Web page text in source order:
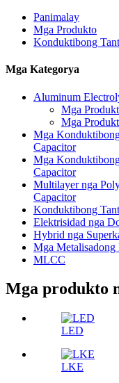
Panimalay
Mga Produkto
Konduktibong
Mga Kategorya
Aluminum
Mga
Mga
Mga
Capacitor
Mga
Capacitor
Multilayer nga
Capacitor
Konduktibong
Elektrisidad nga
Hybrid nga
Mga
MLCC
Mga produkto
LED
LKE